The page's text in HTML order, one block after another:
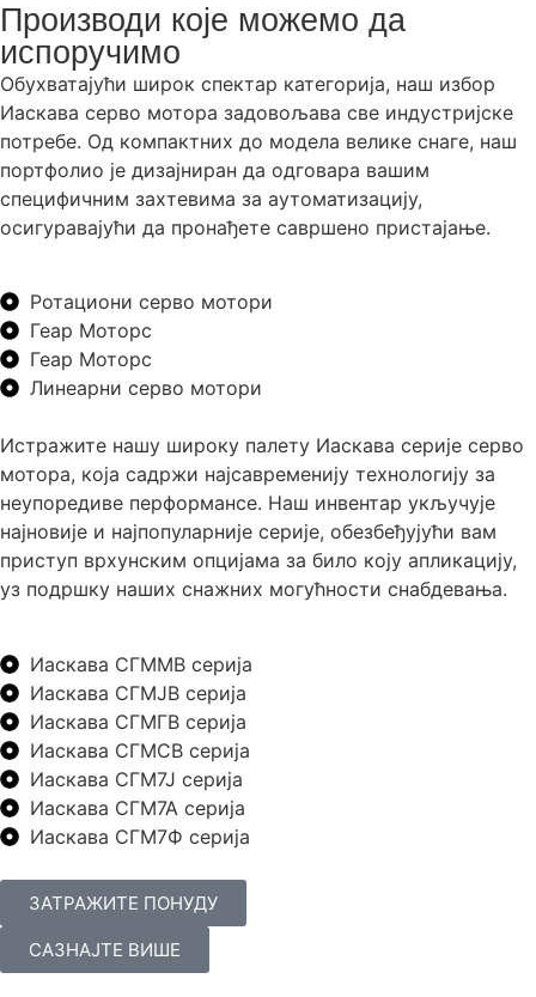
Производи које можемо да
испоручимо
Обухватајући широк спектар категорија, наш избор
Иаскава серво мотора задовољава све индустријске
потребе. Од компактних до модела велике снаге, наш
портфолио је дизајниран да одговара вашим
специфичним захтевима за аутоматизацију,
осигуравајући да пронађете савршено пристајање.
Ротациони серво мотори
Геар Моторс
Геар Моторс
Линеарни серво мотори
Истражите нашу широку палету Иаскава серије серво
мотора, која садржи најсавременију технологију за
неупоредиве перформансе. Наш инвентар укључује
најновије и најпопуларније серије, обезбеђујући вам
приступ врхунским опцијама за било коју апликацију,
уз подршку наших снажних могућности снабдевања.
Иаскава СГММВ серија
Иаскава СГМЈВ серија
Иаскава СГМГВ серија
Иаскава СГМСВ серија
Иаскава СГМ7Ј серија
Иаскава СГМ7А серија
Иаскава СГМ7Ф серија
ЗАТРАЖИТЕ ПОНУДУ
САЗНАЈТЕ ВИШЕ